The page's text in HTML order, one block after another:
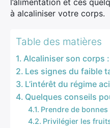
l’alimentation et ces
à alcaliniser votre corps.
Table des matières
Alcaliniser son corps
Les signes du faible
L’intérêt du régime
Quelques conseils
Prendre de
Privilégier les